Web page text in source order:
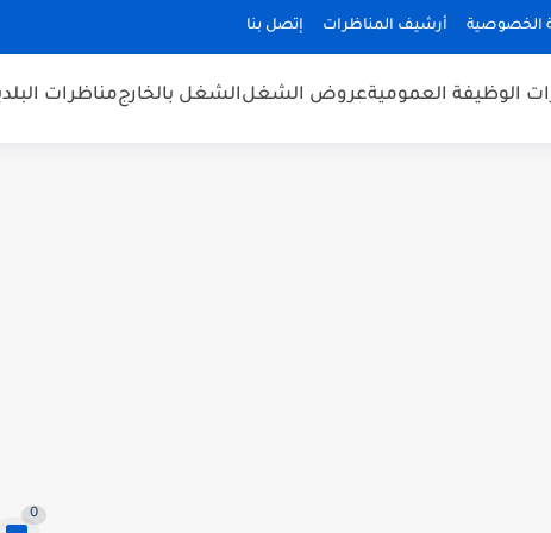
الخصوصية أرشيف المناظرات إتصل بنا
الوظيفة العموميةعروض الشغلالشغل بالخارجمناظرات
0